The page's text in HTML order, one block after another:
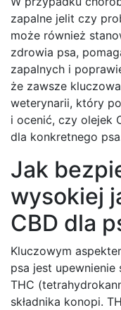
zapalne jelit czy
może również
zdrowia psa,
zapalnych i
że zawsze
weterynarii, który
i ocenić, czy olejek
dla konkretnego
Jak
wysokiej
CBD dla
Kluczowym
psa jest
THC
składnika konopi.